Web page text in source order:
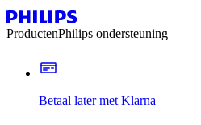
ProductenPhilips ondersteuning
Betaal later met Klarna